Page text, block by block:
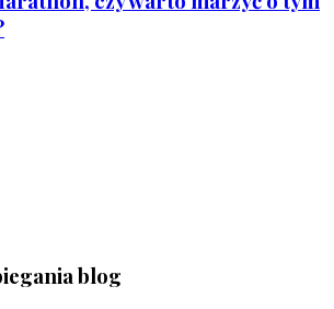
blog